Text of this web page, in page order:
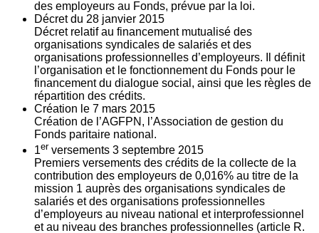
des employeurs au Fonds, prévue par la loi.
Décret du 28 janvier 2015
Décret relatif au financement mutualisé des
organisations syndicales de salariés et des
organisations professionnelles d’employeurs. Il définit
l’organisation et le fonctionnement du Fonds pour le
financement du dialogue social, ainsi que les règles de
répartition des crédits.
Création le 7 mars 2015
Création de l’AGFPN, l’Association de gestion du
Fonds paritaire national.
1er versements 3 septembre 2015
Premiers versements des crédits de la collecte de la
contribution des employeurs de 0,016% au titre de la
mission 1 auprès des organisations syndicales de
salariés et des organisations professionnelles
d’employeurs au niveau national et interprofessionnel
et au niveau des branches professionnelles (article R.